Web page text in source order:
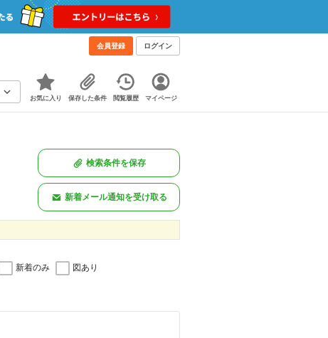
会員登録 ログイン
お気に入り 保存した条件 閲覧履歴 マイページ
検索条件を保存
新着メール通知を受け取る
新着のみ 図あり